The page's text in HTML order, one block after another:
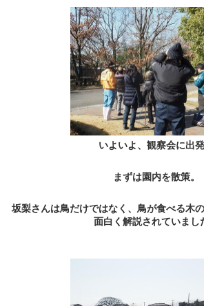
いよいよ、観察会に出発
まずは園内を散策。
坂梨さんは鳥だけではなく、鳥が食べる木
面白く解説されていまし